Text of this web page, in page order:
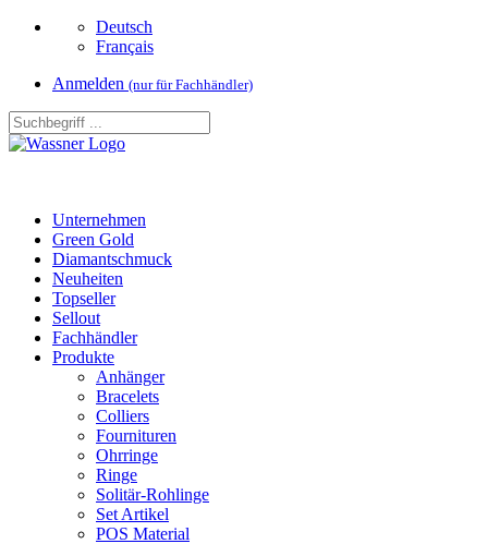
Deutsch
Français
Anmelden (nur für Fachhändler)
Unternehmen
Green Gold
Diamantschmuck
Neuheiten
Topseller
Sellout
Fachhändler
Produkte
Anhänger
Bracelets
Colliers
Fournituren
Ohrringe
Ringe
Solitär-Rohlinge
Set Artikel
POS Material